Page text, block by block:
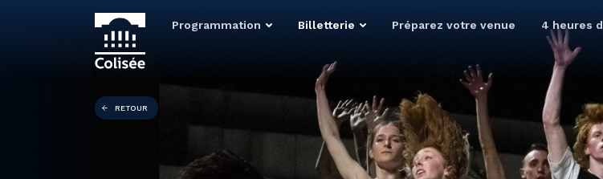
Programmation Billetterie Préparez votre venue 4 heures
RETOUR